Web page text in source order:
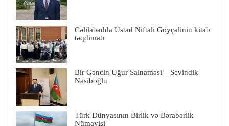
Cəlilabadda Ustad Niftalı Göyçəlinin kitab
təqdimatı
Bir Gəncin Uğur Salnaməsi – Sevindik
Nəsiboğlu
Türk Dünyasının Birlik və Bərabərlik
Nümayişi